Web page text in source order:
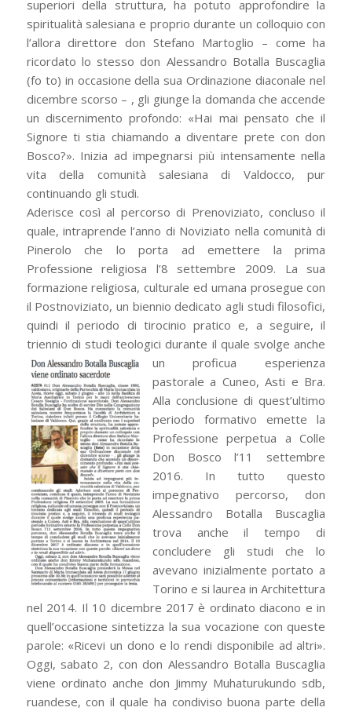
superiori della struttura, ha potuto approfondire la
spiritualità salesiana e proprio durante un colloquio con
l’allora direttore don Stefano Martoglio – come ha
ricordato lo stesso don Alessandro Botalla Buscaglia
(fo to) in occasione della sua Ordinazione diaconale nel
dicembre scorso – , gli giunge la domanda che accende
un discernimento profondo: «Hai mai pensato che il
Signore ti stia chiamando a diventare prete con don
Bosco?». Inizia ad impegnarsi più intensamente nella
vita della comunità salesiana di Valdocco, pur
continuando gli studi.
Aderisce così al percorso di Prenoviziato, concluso il
quale, intraprende l’anno di Noviziato nella comunità di
Pinerolo che lo porta ad emettere la prima
Professione religiosa l’8 settembre 2009. La sua
formazione religiosa, culturale ed umana prosegue con
il Postnoviziato, un biennio dedicato agli studi filosofici,
quindi il periodo di tirocinio pratico e, a seguire, il
triennio di studi teologici durante il quale svolge anche
un proficua esperienza
pastorale a Cuneo, Asti e Bra.
Alla conclusione di quest’ultimo
periodo formativo emette la
Professione perpetua a Colle
Don Bosco l’11 settembre
2016. In tutto questo
impegnativo percorso, don
Alessandro Botalla Buscaglia
trova anche il tempo di
concludere gli studi che lo
avevano inizialmente portato a
Torino e si laurea in Architettura
nel 2014. Il 10 dicembre 2017 è ordinato diacono e in
quell’occasione sintetizza la sua vocazione con queste
parole: «Ricevi un dono e lo rendi disponibile ad altri».
Oggi, sabato 2, con don Alessandro Botalla Buscaglia
viene ordinato anche don Jimmy Muhaturukundo sdb,
ruandese, con il quale ha condiviso buona parte della